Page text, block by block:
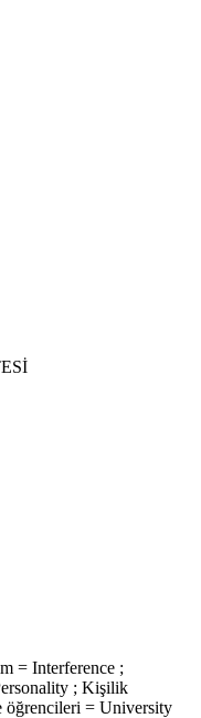
= Interference ;
; Kişilik
öğrencileri = University